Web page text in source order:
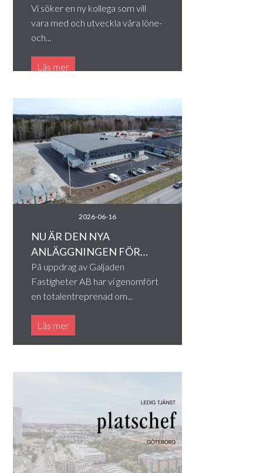
Vi söker en ny kollega som vill
vara med och utveckla våra löne-
och...
Läs mer
2026-06-16
NU ÄR DEN NYA
ANLÄGGNINGEN FÖR…
På uppdrag av Galjaden
Fastigheter AB har vi genomfört
en totalentreprenad om...
Läs mer